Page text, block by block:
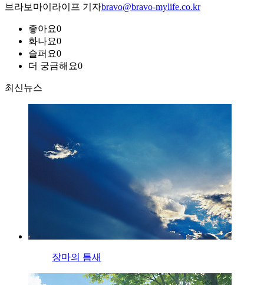
브라보마이라이프 기자bravo@bravo-mylife.co.kr
좋아요0
화나요0
슬퍼요0
더 궁금해요0
최신뉴스
장마의 틈새